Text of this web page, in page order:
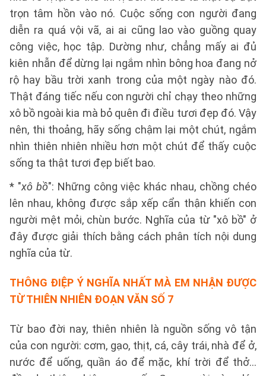
trọn tâm hồn vào nó. Cuộc sống con người đang
diễn ra quá vội vã, ai ai cũng lao vào guồng quay
công việc, học tập. Dường như, chẳng mấy ai đủ
kiên nhẫn để dừng lại ngắm nhìn bông hoa đang nở
rộ hay bầu trời xanh trong của một ngày nào đó.
Thật đáng tiếc nếu con người chỉ chạy theo những
xô bồ ngoài kia mà bỏ quên đi điều tươi đẹp đó. Vậy
nên, thi thoảng, hãy sống chậm lại một chút, ngắm
nhìn thiên nhiên nhiều hơn một chút để thấy cuộc
sống ta thật tươi đẹp biết bao.
* "xô bồ": Những công việc khác nhau, chồng chéo
lên nhau, không được sắp xếp cẩn thận khiến con
người mệt mỏi, chùn bước. Nghĩa của từ "xô bồ" ở
đây được giải thích bằng cách phân tích nội dung
nghĩa của từ.
THÔNG ĐIỆP Ý NGHĨA NHẤT MÀ EM NHẬN ĐƯỢC
TỪ THIÊN NHIÊN ĐOẠN VĂN SỐ 7
Từ bao đời nay, thiên nhiên là nguồn sống vô tận
của con người: cơm, gạo, thịt, cá, cây trái, nhà để ở,
nước để uống, quần áo để mặc, khí trời để thở…